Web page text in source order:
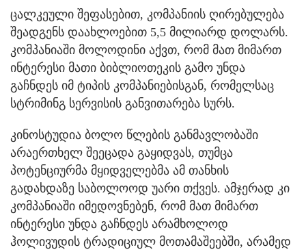
ცალკეული შეფასებით, კომპანიის ღირებულება
შეადგენს დაახლოებით 5,5 მილიარდ დოლარს.
კომპანიაში მოლოდინი აქვთ, რომ მათ მიმართ
ინტერესი მათი ბიბლიოთეკის გამო უნდა
გაჩნდეს იმ ტიპის კომპანიებისგან, რომელსაც
სტრიმინგ სერვისის განვითარება სურს.
კინოსტუდია ბოლო წლების განმავლობაში
არაერთხელ შეეცადა გაყიდვას, თუმცა
პოტენციურმა მყიდველებმა ამ თანხის
გადახდაზე საბოლოოდ უარი თქვეს. ამჯერად კი
კომპანიაში იმედოვნებენ, რომ მათ მიმართ
ინტერესი უნდა გაჩნდეს არამხოლოდ
ჰოლივუდის ტრადიციულ მოთამაშეებში, არამედ